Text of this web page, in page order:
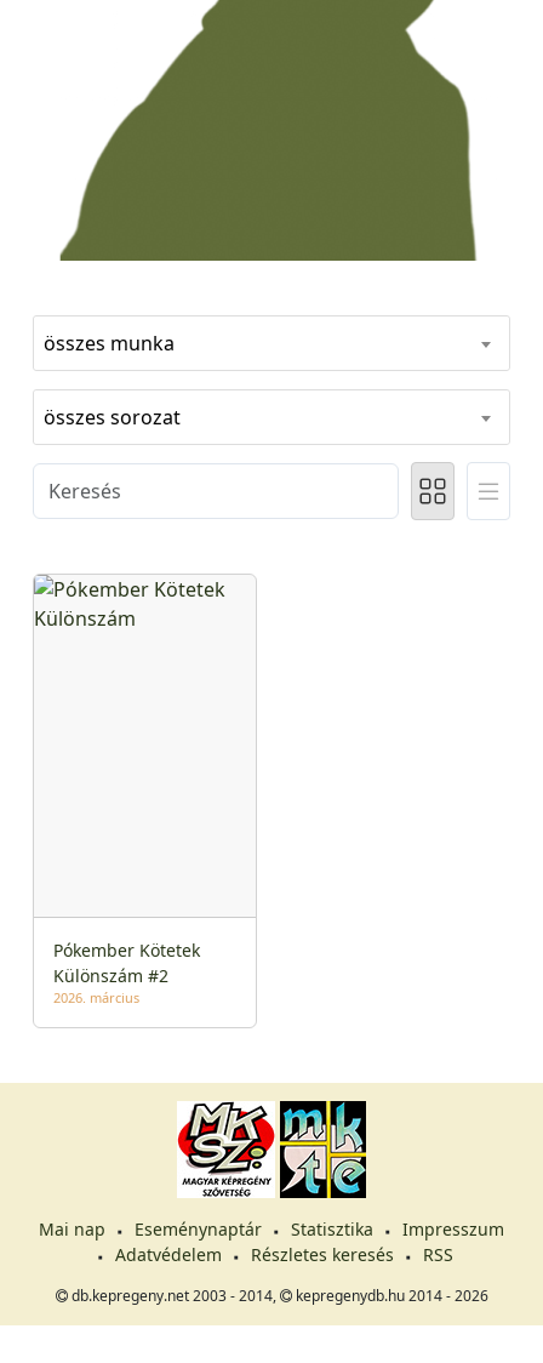
összes munka
összes sorozat
Pókember Kötetek
Különszám #2
2026. március
Mai nap Eseménynaptár Statisztika
Impresszum
Adatvédelem
Részletes keresés RSS
db.kepregeny.net 2003 - 2014, kepregenydb.hu 2014 - 2026